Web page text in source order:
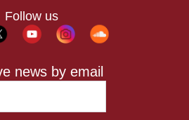
Follow us
news by email